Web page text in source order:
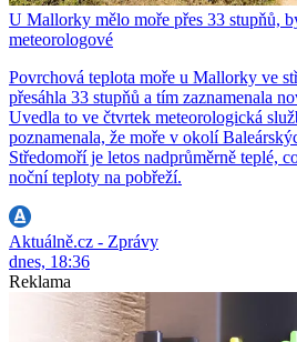
U Mallorky mělo moře přes 33 stupňů,
meteorologové
Povrchová teplota moře u Mallorky ve
přesáhla 33 stupňů a tím zaznamenala
Uvedla to ve čtvrtek meteorologická
poznamenala, že moře v okolí
Středomoří je letos nadprůměrně teplé,
noční teploty na pobřeží.
Aktuálně.cz - Zprávy
dnes, 18:36
Reklama